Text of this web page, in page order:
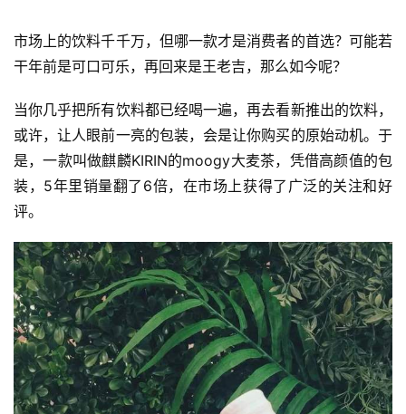
市场上的饮料千千万，但哪一款才是消费者的首选？可能若
干年前是可口可乐，再回来是王老吉，那么如今呢？
当你几乎把所有饮料都已经喝一遍，再去看新推出的饮料，
或许，让人眼前一亮的包装，会是让你购买的原始动机。于
是，一款叫做麒麟KIRIN的moogy大麦茶，凭借高颜值的包
装，5年里销量翻了6倍，在市场上获得了广泛的关注和好
评。